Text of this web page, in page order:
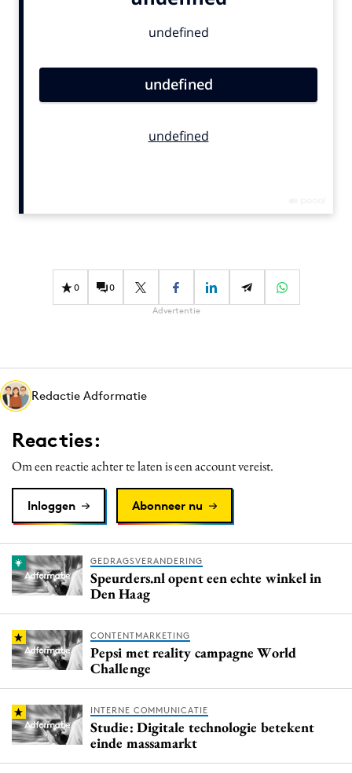
Gedragsverandering
Influencer marketing
Media
Merkstrategie
PR
Programmatic
Purpose Marketing
Reputatie & crisis
0 0
Advertentie
Redactie Adformatie
Reacties:
Om een reactie achter te laten is een account vereist.
Inloggen Abonneer nu
GEDRAGSVERANDERING
Speurders.nl opent een echte winkel in
Den Haag
CONTENTMARKETING
Pepsi met reality campagne World
Challenge
INTERNE COMMUNICATIE
Studie: Digitale technologie betekent
einde massamarkt